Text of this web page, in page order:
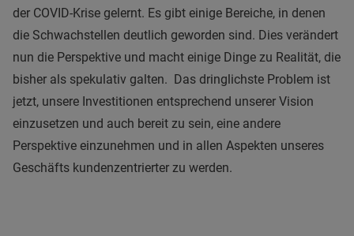
der COVID-Krise gelernt. Es gibt einige Bereiche, in denen
die Schwachstellen deutlich geworden sind. Dies verändert
nun die Perspektive und macht einige Dinge zu Realität, die
bisher als spekulativ galten. Das dringlichste Problem ist
jetzt, unsere Investitionen entsprechend unserer Vision
einzusetzen und auch bereit zu sein, eine andere
Perspektive einzunehmen und in allen Aspekten unseres
Geschäfts kundenzentrierter zu werden.